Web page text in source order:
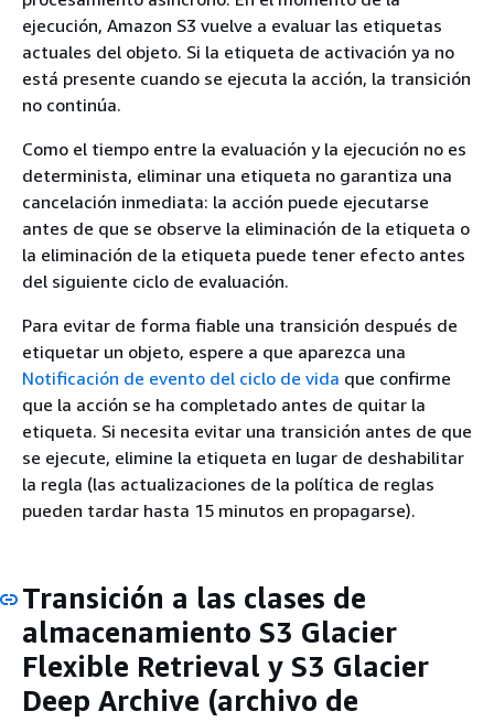
ejecución, Amazon S3 vuelve a evaluar las etiquetas
actuales del objeto. Si la etiqueta de activación ya no
está presente cuando se ejecuta la acción, la transición
no continúa.
Como el tiempo entre la evaluación y la ejecución no es
determinista, eliminar una etiqueta no garantiza una
cancelación inmediata: la acción puede ejecutarse
antes de que se observe la eliminación de la etiqueta o
la eliminación de la etiqueta puede tener efecto antes
del siguiente ciclo de evaluación.
Para evitar de forma fiable una transición después de
etiquetar un objeto, espere a que aparezca una
Notificación de evento del ciclo de vida que confirme
que la acción se ha completado antes de quitar la
etiqueta. Si necesita evitar una transición antes de que
se ejecute, elimine la etiqueta en lugar de deshabilitar
la regla (las actualizaciones de la política de reglas
pueden tardar hasta 15 minutos en propagarse).
Transición a las clases de
almacenamiento S3 Glacier
Flexible Retrieval y S3 Glacier
Deep Archive (archivo de